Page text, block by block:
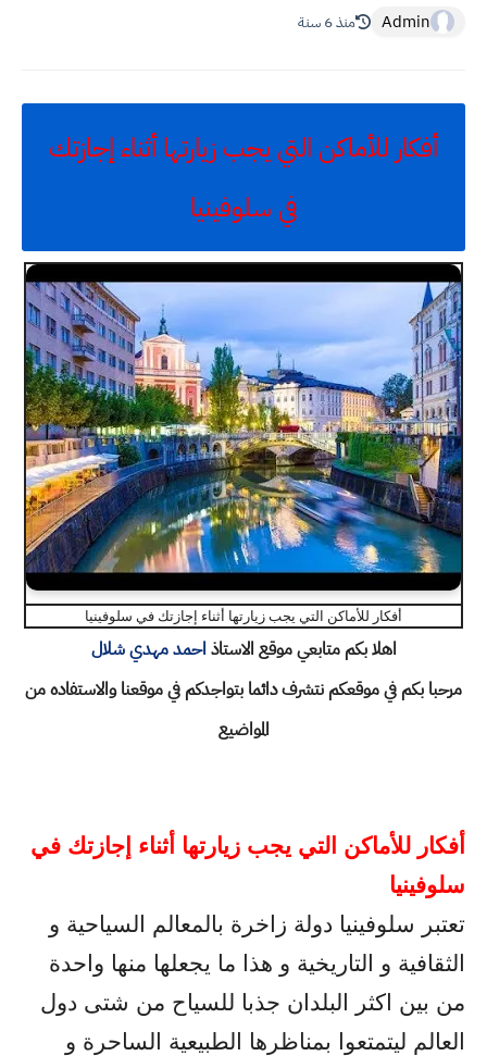
Admin منذ 6 سنة
أفكار للأماكن التي يجب زيارتها أثناء إجازتك
في سلوفينيا
أفكار للأماكن التي يجب زيارتها أثناء إجازتك في سلوفينيا
اهلا بكم متابعي موقع الاستاذ احمد مهدي شلال
مرحبا بكم في موقعكم نتشرف دائما بتواجدكم في موقعنا والاستفاده من
المواضيع
أفكار للأماكن التي يجب زيارتها أثناء إجازتك في
سلوفينيا
تعتبر سلوفينيا دولة زاخرة بالمعالم السياحية و
الثقافية و التاريخية و هذا ما يجعلها منها واحدة
من بين اكثر البلدان جذبا للسياح من شتى دول
العالم ليتمتعوا بمناظرها الطبيعية الساحرة و